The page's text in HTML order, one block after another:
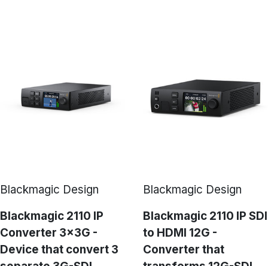
Blackmagic Design
Blackmagic 2110 IP
Converter 3x3G -
Device that convert 3
Blackmagic Design
Blackmagic 2110 IP SDI
to HDMI 12G -
Converter that